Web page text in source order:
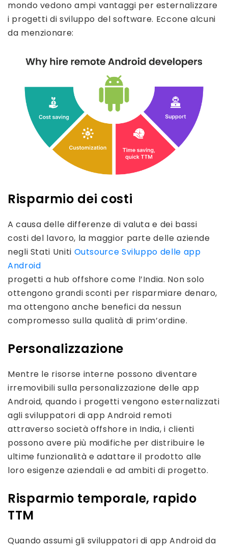
mondo vedono ampi vantaggi per esternalizzare
i progetti di sviluppo del software. Eccone alcuni
da menzionare:
Risparmio dei costi
A causa delle differenze di valuta e dei bassi
costi del lavoro, la maggior parte delle aziende
negli Stati Uniti Outsource Sviluppo delle app
Android
progetti a hub offshore come l’India. Non solo
ottengono grandi sconti per risparmiare denaro,
ma ottengono anche benefici da nessun
compromesso sulla qualità di prim’ordine.
Personalizzazione
Mentre le risorse interne possono diventare
irremovibili sulla personalizzazione delle app
Android, quando i progetti vengono esternalizzati
agli sviluppatori di app Android remoti
attraverso società offshore in India, i clienti
possono avere più modifiche per distribuire le
ultime funzionalità e adattare il prodotto alle
loro esigenze aziendali e ad ambiti di progetto.
Risparmio temporale, rapido
TTM
Quando assumi gli sviluppatori di app Android da